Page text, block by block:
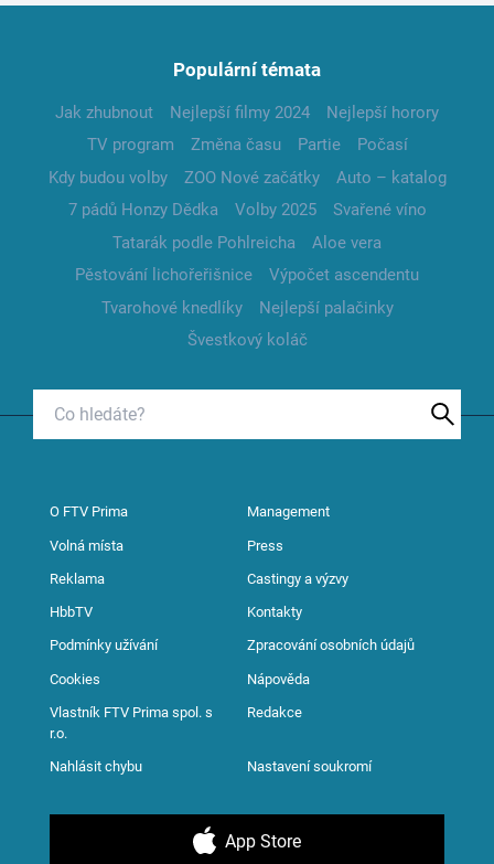
Populární témata
Jak zhubnout Nejlepší filmy 2024
Nejlepší horory
TV program
Změna času Partie
Počasí
Kdy budou volby
ZOO Nové začátky
Auto – katalog
7 pádů Honzy Dědka
Volby 2025
Svařené víno
Tatarák podle Pohlreicha
Aloe vera
Pěstování lichořeřišnice
Výpočet ascendentu
Tvarohové knedlíky
Nejlepší palačinky
Švestkový koláč
O FTV Prima Management
Volná místa Press
Reklama Castingy a výzvy
HbbTV Kontakty
Podmínky užívání Zpracování osobních údajů
Cookies Nápověda
Vlastník FTV Prima spol. s
r.o.
Redakce
Nahlásit chybu Nastavení soukromí
App Store